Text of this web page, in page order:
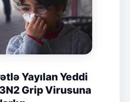
Yayılan Yeddi
Grip Virusuna